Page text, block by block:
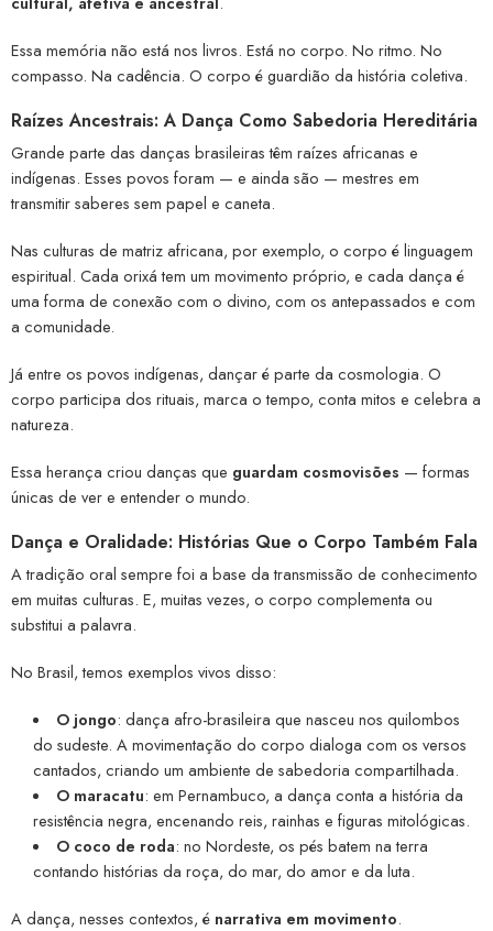
Essa memória não está nos livros. Está no corpo. No ritmo. No
compasso. Na cadência. O corpo é guardião da história coletiva.
Raízes Ancestrais: A Dança Como Sabedoria Hereditária
Grande parte das danças brasileiras têm raízes africanas e
indígenas. Esses povos foram — e ainda são — mestres em
transmitir saberes sem papel e caneta.
Nas culturas de matriz africana, por exemplo, o corpo é linguagem
espiritual. Cada orixá tem um movimento próprio, e cada dança é
uma forma de conexão com o divino, com os antepassados e com
a comunidade.
Já entre os povos indígenas, dançar é parte da cosmologia. O
corpo participa dos rituais, marca o tempo, conta mitos e celebra a
natureza.
Essa herança criou danças que guardam cosmovisões — formas
únicas de ver e entender o mundo.
Dança e Oralidade: Histórias Que o Corpo Também Fala
A tradição oral sempre foi a base da transmissão de conhecimento
em muitas culturas. E, muitas vezes, o corpo complementa ou
substitui a palavra.
No Brasil, temos exemplos vivos disso:
O jongo: dança afro-brasileira que nasceu nos quilombos
do sudeste. A movimentação do corpo dialoga com os versos
cantados, criando um ambiente de sabedoria compartilhada.
O maracatu: em Pernambuco, a dança conta a história da
resistência negra, encenando reis, rainhas e figuras mitológicas.
O coco de roda: no Nordeste, os pés batem na terra
contando histórias da roça, do mar, do amor e da luta.
A dança, nesses contextos, é narrativa em movimento.